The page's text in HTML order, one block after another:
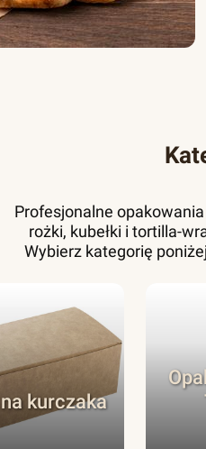
Profesjonalne
rożki, kubełki i tortilla-
Wybierz kategorię
kurczaka